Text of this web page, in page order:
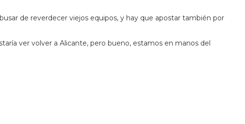
de reverdecer viejos equipos, y hay que apostar también por
ver volver a Alicante, pero bueno, estamos en manos del